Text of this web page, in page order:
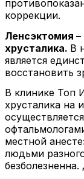
коррекции.
Ленсэктомия
хрусталика. В
является
восстановить
В клинике Топ
хрусталика на
местной
людьми